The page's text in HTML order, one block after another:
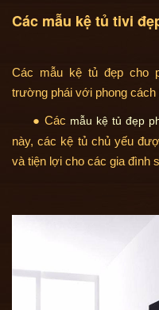
Các mẫu kệ tủ tivi
Các mẫu kệ tủ đẹp cho
trường phái với phong cách
● Các mẫu kệ tủ đẹp
này, các kệ tủ chủ yếu
và tiện lợi cho các gia đình